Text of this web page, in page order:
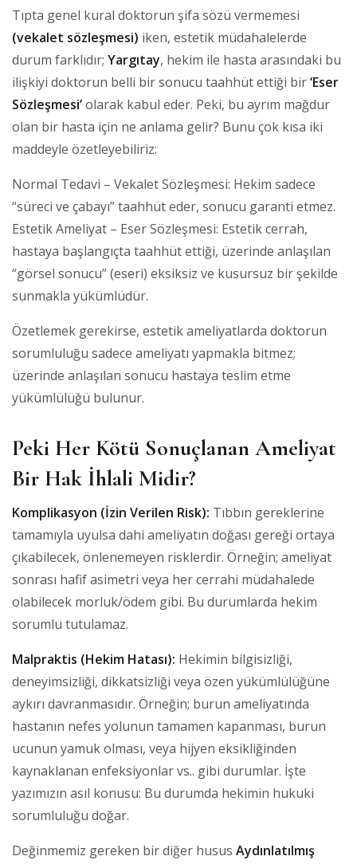
Tıpta genel kural doktorun şifa sözü vermemesi
(vekalet sözleşmesi) iken, estetik müdahalelerde
durum farklıdır; Yargıtay, hekim ile hasta arasındaki bu
ilişkiyi doktorun belli bir sonucu taahhüt ettiği bir‘Eser
Sözleşmesi’olarak kabul eder. Peki, bu ayrım mağdur
olan bir hasta için ne anlama gelir? Bunu çok kısa iki
maddeyle özetleyebiliriz:
Normal Tedavi – Vekalet Sözleşmesi: Hekim sadece
“süreci ve çabayı” taahhüt eder, sonucu garanti etmez.
Estetik Ameliyat – Eser Sözleşmesi: Estetik cerrah,
hastaya başlangıçta taahhüt ettiği, üzerinde anlaşılan
“görsel sonucu” (eseri) eksiksiz ve kusursuz bir şekilde
sunmakla yükümlüdür.
Özetlemek gerekirse, estetik ameliyatlarda doktorun
sorumluluğu sadece ameliyatı yapmakla bitmez;
üzerinde anlaşılan sonucu hastaya teslim etme
yükümlülüğü bulunur.
Peki Her Kötü Sonuçlanan Ameliyat
Bir Hak İhlali Midir?
Komplikasyon (İzin Verilen Risk): Tıbbın gereklerine
tamamıyla uyulsa dahi ameliyatın doğası gereği ortaya
çıkabilecek, önlenemeyen risklerdir. Örneğin; ameliyat
sonrası hafif asimetri veya her cerrahi müdahalede
olabilecek morluk/ödem gibi. Bu durumlarda hekim
sorumlu tutulamaz.
Malpraktis (Hekim Hatası): Hekimin bilgisizliği,
deneyimsizliği, dikkatsizliği veya özen yükümlülüğüne
aykırı davranmasıdır. Örneğin; burun ameliyatında
hastanın nefes yolunun tamamen kapanması, burun
ucunun yamuk olması, veya hijyen eksikliğinden
kaynaklanan enfeksiyonlar vs.. gibi durumlar. İşte
yazımızın asıl konusu: Bu durumda hekimin hukuki
sorumluluğu doğar.
Değinmemiz gereken bir diğer husus Aydınlatılmış